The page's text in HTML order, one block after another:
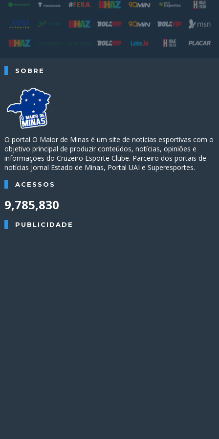
SOBRE
O portal O Maior de Minas é um site de notícias esportivas com o
objetivo principal de produzir conteúdos, notícias, opiniões e
informações do Cruzeiro Esporte Clube. Parceiro dos portais de
notícias Jornal Estado de Minas, Portal UAI e Superesportes.
ACESSOS
9,785,830
PUBLICIDADE